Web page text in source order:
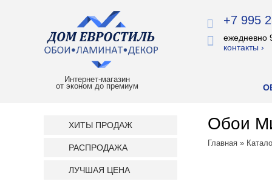
Интернет-магазин
от эконом до премиум
+7 995
ежедневно
контакты ›
ХИТЫ ПРОДАЖ
РАСПРОДАЖА
ЛУЧШАЯ ЦЕНА
Обои
Главная »